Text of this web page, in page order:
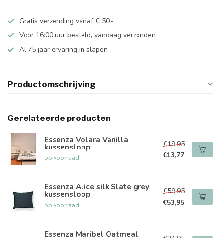
Gratis verzending vanaf € 50,-
Voor 16:00 uur besteld, vandaag verzonden
Al 75 jaar ervaring in slapen
Productomschrijving
Gerelateerde producten
Essenza Volara Vanilla
kussensloop
op voorraad
€19,95
€13,77
Essenza Alice silk Slate grey
kussensloop
op voorraad
€59,95
€53,95
Essenza Maribel Oatmeal